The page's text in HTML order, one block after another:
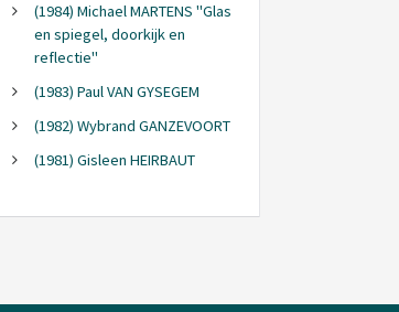
(1984) Michael MARTENS "Glas
en spiegel, doorkijk en
reflectie"
(1983) Paul VAN GYSEGEM
(1982) Wybrand GANZEVOORT
(1981) Gisleen HEIRBAUT